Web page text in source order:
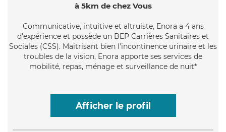
à 5km de chez Vous
Communicative, intuitive et altruiste, Enora a 4 ans
d'expérience et possède un BEP Carrières Sanitaires et
Sociales (CSS). Maitrisant bien l'incontinence urinaire et les
troubles de la vision, Enora apporte ses services de
mobilité, repas, ménage et surveillance de nuit*
Afficher le profil